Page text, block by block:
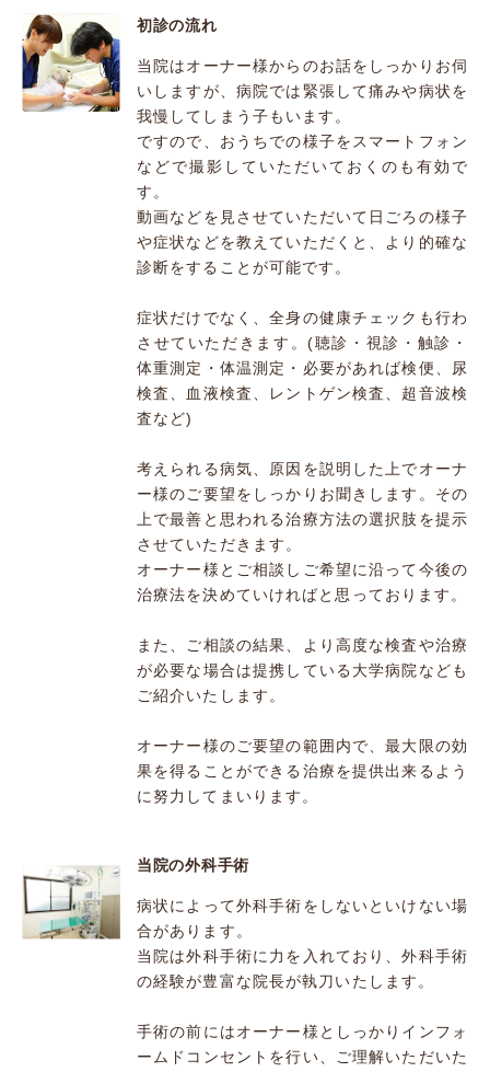
初診の流れ
当院はオーナー様からのお話をしっかりお伺
いしますが、病院では緊張して痛みや病状を
我慢してしまう子もいます。
ですので、おうちでの様子をスマートフォン
などで撮影していただいておくのも有効で
す。
動画などを見させていただいて日ごろの様子
や症状などを教えていただくと、より的確な
診断をすることが可能です。
症状だけでなく、全身の健康チェックも行わ
させていただきます。(聴診・視診・触診・
体重測定・体温測定・必要があれば検便、尿
検査、血液検査、レントゲン検査、超音波検
査など)
考えられる病気、原因を説明した上でオーナ
ー様のご要望をしっかりお聞きします。その
上で最善と思われる治療方法の選択肢を提示
させていただきます。
オーナー様とご相談しご希望に沿って今後の
治療法を決めていければと思っております。
また、ご相談の結果、より高度な検査や治療
が必要な場合は提携している大学病院なども
ご紹介いたします。
オーナー様のご要望の範囲内で、最大限の効
果を得ることができる治療を提供出来るよう
に努力してまいります。
当院の外科手術
病状によって外科手術をしないといけない場
合があります。
当院は外科手術に力を入れており、外科手術
の経験が豊富な院長が執刀いたします。
手術の前にはオーナー様としっかりインフォ
ームドコンセントを行い、ご理解いただいた